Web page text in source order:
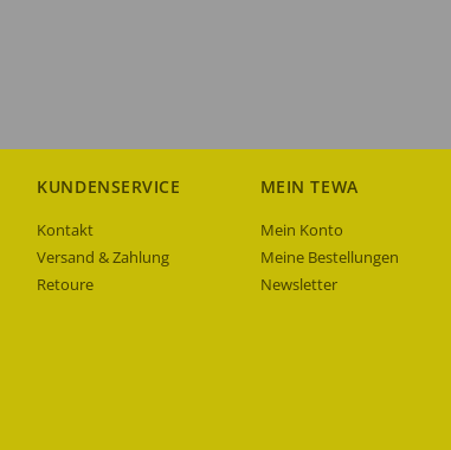
KUNDENSERVICE
Kontakt
Versand & Zahlung
Retoure
MEIN TEWA
Mein Konto
Meine Bestellungen
Newsletter